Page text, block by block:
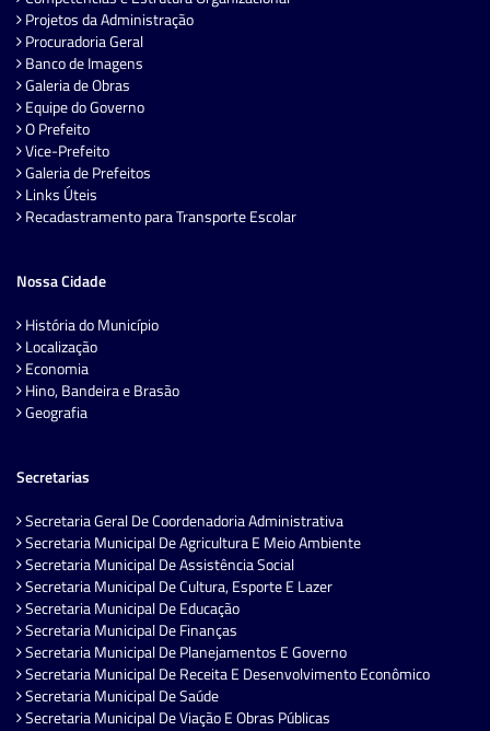
Projetos da Administração
Procuradoria Geral
Banco de Imagens
Galeria de Obras
Equipe do Governo
O Prefeito
Vice-Prefeito
Galeria de Prefeitos
Links Úteis
Recadastramento para Transporte Escolar
Nossa Cidade
História do Município
Localização
Economia
Hino, Bandeira e Brasão
Geografia
Secretarias
Secretaria Geral De Coordenadoria Administrativa
Secretaria Municipal De Agricultura E Meio Ambiente
Secretaria Municipal De Assistência Social
Secretaria Municipal De Cultura, Esporte E Lazer
Secretaria Municipal De Educação
Secretaria Municipal De Finanças
Secretaria Municipal De Planejamentos E Governo
Secretaria Municipal De Receita E Desenvolvimento Econômico
Secretaria Municipal De Saúde
Secretaria Municipal De Viação E Obras Públicas